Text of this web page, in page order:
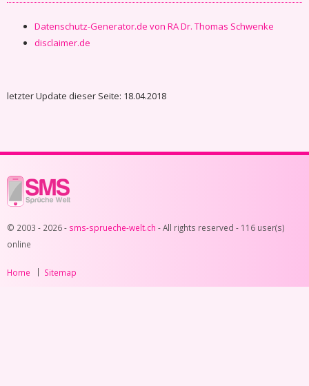
Datenschutz-Generator.de von RA Dr. Thomas Schwenke
disclaimer.de
letzter Update dieser Seite: 18.04.2018
© 2003 - 2026 - sms-sprueche-welt.ch - All rights reserved - 116 user(s)
online
Home Sitemap